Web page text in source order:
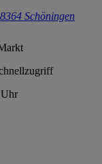
Schöningen
Uhr